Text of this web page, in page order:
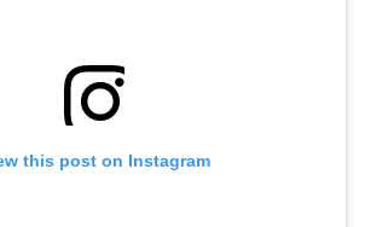
this post on Instagram